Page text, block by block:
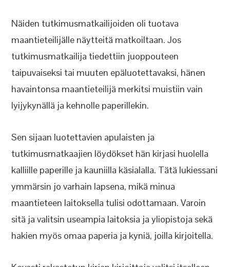
Näiden tutkimusmatkailijoiden oli tuotava
maantieteilijälle näytteitä matkoiltaan. Jos
tutkimusmatkailija tiedettiin juoppouteen
taipuvaiseksi tai muuten epäluotettavaksi, hänen
havaintonsa maantieteilijä merkitsi muistiin vain
lyijykynällä ja kehnolle paperillekin.
Sen sijaan luotettavien apulaisten ja
tutkimusmatkaajien löydökset hän kirjasi huolella
kalliille paperille ja kauniilla käsialalla. Tätä lukiessani
ymmärsin jo varhain lapsena, mikä minua
maantieteen laitoksella tulisi odottamaan. Varoin
sitä ja valitsin useampia laitoksia ja yliopistoja sekä
hakien myös omaa paperia ja kyniä, joilla kirjoitella.